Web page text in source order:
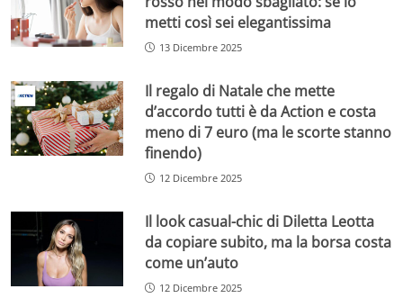
metti così sei elegantissima
13 Dicembre 2025
Il regalo di Natale che mette
d’accordo tutti è da Action e costa
meno di 7 euro (ma le scorte stanno
finendo)
12 Dicembre 2025
Il look casual-chic di Diletta Leotta
da copiare subito, ma la borsa costa
come un’auto
12 Dicembre 2025